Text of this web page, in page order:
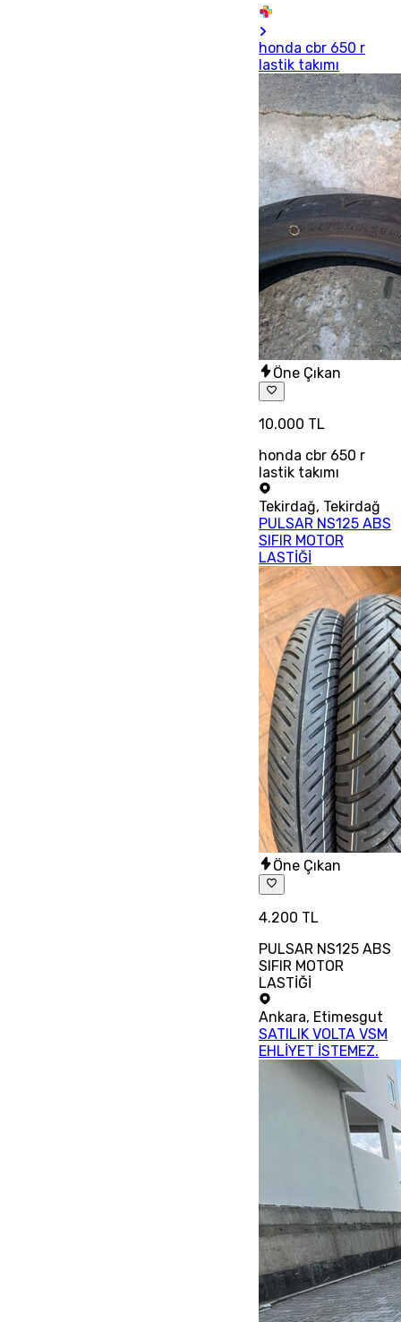
honda cbr 650 r
lastik takımı
Öne Çıkan
10.000 TL
honda cbr 650 r
lastik takımı
Tekirdağ, Tekirdağ
PULSAR NS125 ABS
SIFIR MOTOR
LASTİĞİ
Öne Çıkan
4.200 TL
PULSAR NS125 ABS
SIFIR MOTOR
LASTİĞİ
Ankara, Etimesgut
SATILIK VOLTA VSM
EHLİYET İSTEMEZ.